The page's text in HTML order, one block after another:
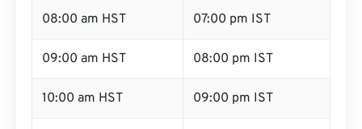
08:00 am HST 07:00 pm IST
09:00 am HST 08:00 pm IST
10:00 am HST 09:00 pm IST